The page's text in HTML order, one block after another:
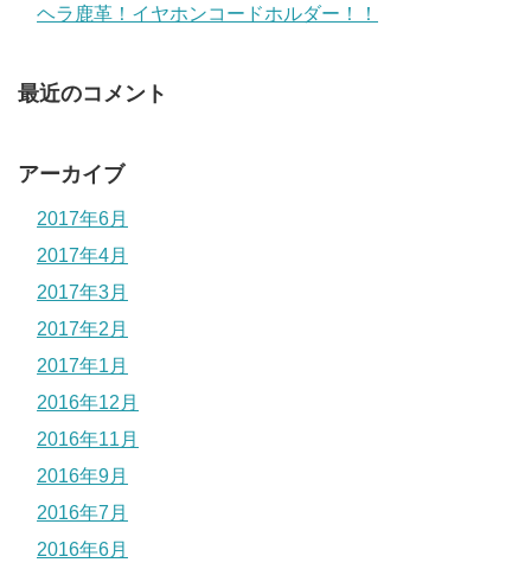
ヘラ鹿革！イヤホンコードホルダー！！
最近のコメント
アーカイブ
2017年6月
2017年4月
2017年3月
2017年2月
2017年1月
2016年12月
2016年11月
2016年9月
2016年7月
2016年6月